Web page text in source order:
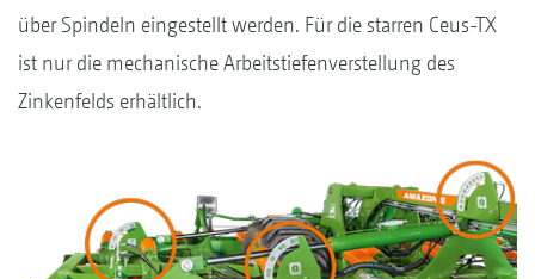
über Spindeln eingestellt werden. Für die starren Ceus-TX
ist nur die mechanische Arbeitstiefenverstellung des
Zinkenfelds erhältlich.